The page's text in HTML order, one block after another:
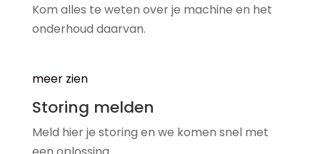
Kom alles te weten over je machine en het
onderhoud daarvan.
meer zien
Storing melden
Meld hier je storing en we komen snel met